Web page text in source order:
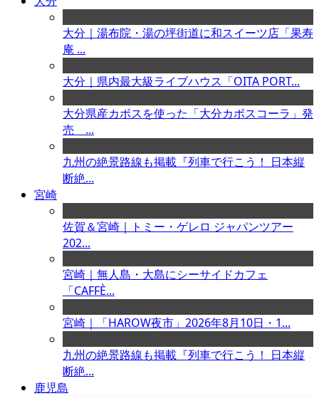
大分｜湯布院・湯の坪街道に和スイーツ店「果寿
庵 ...
大分｜県内最大級ライブハウス「OITA PORT...
大分県産カボスを使った「大分カボスコーラ」発
売 ...
九州の絶景路線も掲載『列車で行こう！ 日本縦
断絶...
宮崎
佐賀＆宮崎｜トミー・ゲレロ ジャパンツアー
202...
宮崎｜無人島・大島にシーサイドカフェ
「CAFFÈ...
宮崎｜「HAROW夜市」2026年8月10日・1...
九州の絶景路線も掲載『列車で行こう！ 日本縦
断絶...
鹿児島